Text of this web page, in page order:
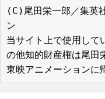
(C)尾田栄一郎／集英
ン
当サイト上で使用して
の他知的財産権は尾田
東映アニメーションに